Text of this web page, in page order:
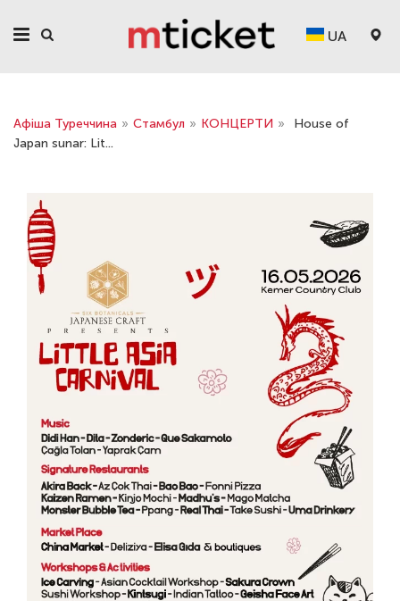
UA
Афіша Туреччина » Стамбул » КОНЦЕРТИ »
House of
Japan sunar: Lit...